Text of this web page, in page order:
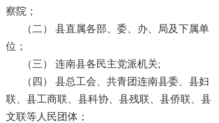
察院；
（二） 县直属各部、委、办、局及下属单
位；
（三）
连南县各民主党派机关;
（四）
县总工会、共青团连南县委、县妇
联、县工商联、县科协、县残联、县侨联、县
文联等人民团体；